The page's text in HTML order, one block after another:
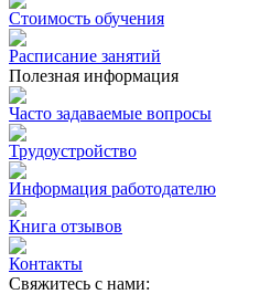
Стоимость обучения
Расписание занятий
Полезная информация
Часто задаваемые вопросы
Трудоустройство
Информация работодателю
Книга отзывов
Контакты
Свяжитесь с нами: